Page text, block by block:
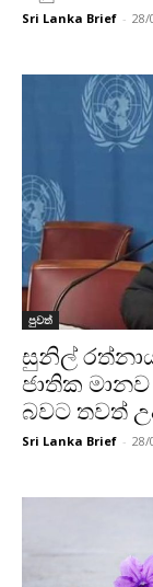
Sri Lanka Brief - 28/
පුවත්
සුනිල්
ජාතික
බවට තවත්
Sri Lanka Brief - 28/